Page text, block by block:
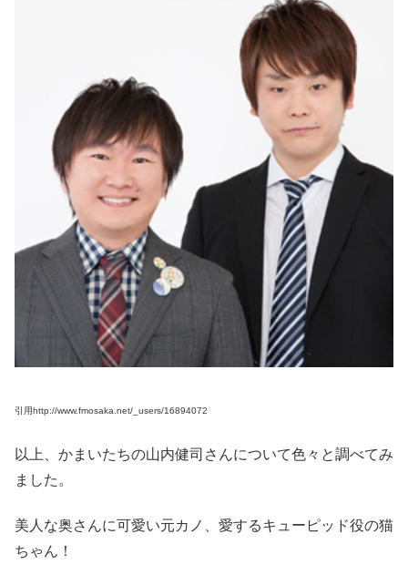
引用http://www.fmosaka.net/_users/16894072
以上、かまいたちの山内健司さんについて色々と調べてみ
ました。
美人な奥さんに可愛い元カノ、愛するキューピッド役の猫
ちゃん！